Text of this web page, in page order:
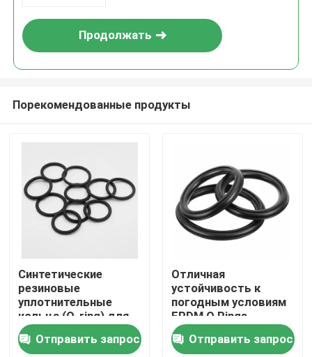
Продукция
Ролики
Продолжать
Порекомендованные продукты
Синтетические
резиновые
уплотнительные
кольца (O-ring) для
температур от 50 до
250 градусов
Отправить запрос
Отличная
устойчивость к
погодным условиям
EPDM O Rings
Температурный
диапазон от минус
Отправить запрос